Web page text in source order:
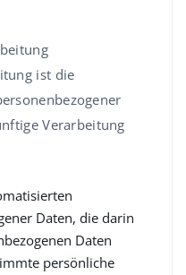
ist die
Verarbeitung
Daten, die darin
Daten
persönliche